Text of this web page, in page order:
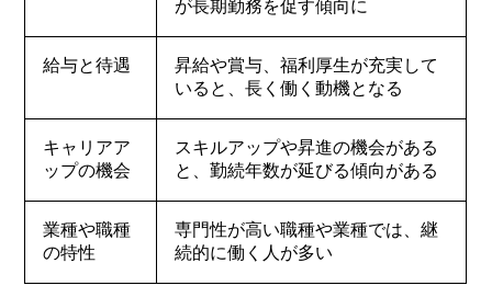
が長期勤務を促す傾向に
給与と待遇
昇給や賞与、福利厚生が充実して
いると、長く働く動機となる
キャリアア
ップの機会
スキルアップや昇進の機会がある
と、勤続年数が延びる傾向がある
業種や職種
の特性
専門性が高い職種や業種では、継
続的に働く人が多い